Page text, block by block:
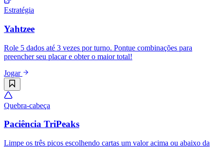
Estratégia
Yahtzee
Role 5 dados até 3 vezes por turno. Pontue combinações para
preencher seu placar e obter o maior total!
Jogar
Quebra-cabeça
Paciência TriPeaks
Limpe os três picos escolhendo cartas um valor acima ou abaixo da